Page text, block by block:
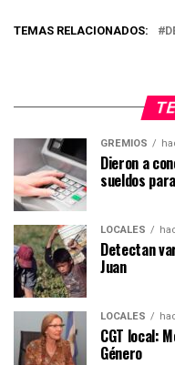
TEMAS RELACIONADOS:
GREMIOS
Dieron a
sueldos
LOCALES
Detectan
Juan
LOCALES
CGT local:
Género